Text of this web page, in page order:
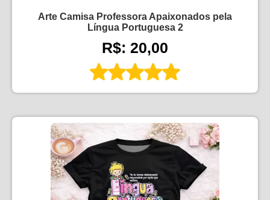
Arte Camisa Professora Apaixonados pela
Língua Portuguesa 2
R$: 20,00